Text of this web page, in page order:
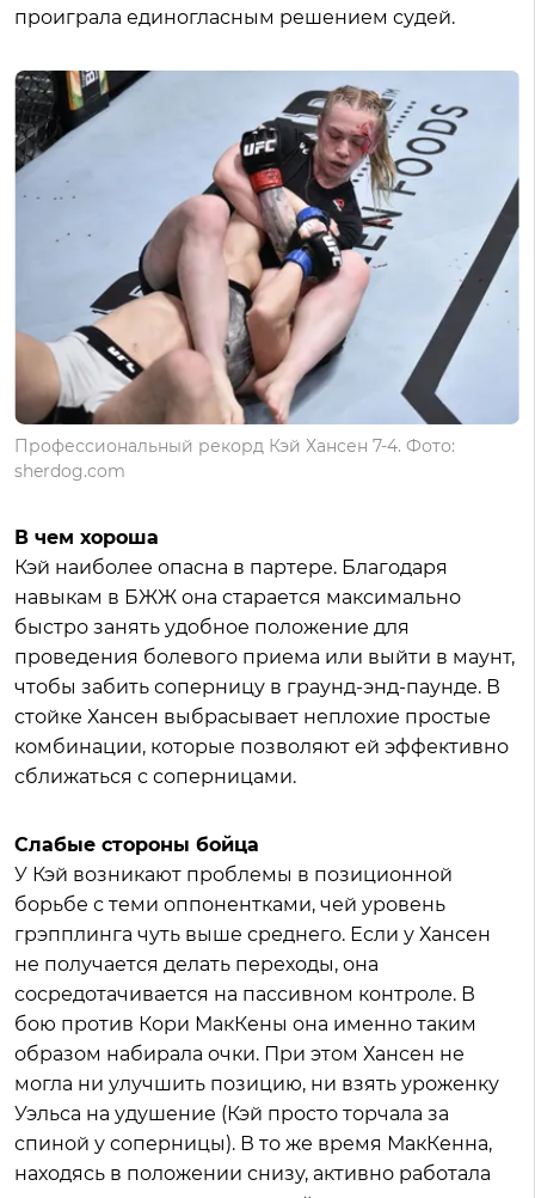
проиграла единогласным решением судей.
Профессиональный рекорд Кэй Хансен 7-4. Фото:
sherdog.com
В чем хороша
Кэй наиболее опасна в партере. Благодаря
навыкам в БЖЖ она старается максимально
быстро занять удобное положение для
проведения болевого приема или выйти в маунт,
чтобы забить соперницу в граунд-энд-паунде. В
стойке Хансен выбрасывает неплохие простые
комбинации, которые позволяют ей эффективно
сближаться с соперницами.
Слабые стороны бойца
У Кэй возникают проблемы в позиционной
борьбе с теми оппонентками, чей уровень
грэпплинга чуть выше среднего. Если у Хансен
не получается делать переходы, она
сосредотачивается на пассивном контроле. В
бою против Кори МакКены она именно таким
образом набирала очки. При этом Хансен не
могла ни улучшить позицию, ни взять уроженку
Уэльса на удушение (Кэй просто торчала за
спиной у соперницы). В то же время МакКенна,
находясь в положении снизу, активно работала